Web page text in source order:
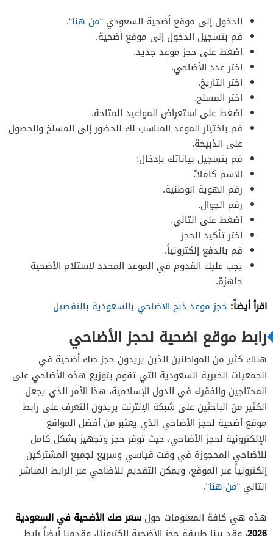
الدخول إلى موقع أضحية السعودي “من هنا“.
قم بتسجيل الدخول إلى موقع أضحية.
اضغط على حجز موعد جديد.
اختر عدد الأضاحي.
اختر التاريخ.
اختر المسلح.
اضغط على استعراض المواعيد المتاحة.
قم باختيار الموعد المناسب لك للحضور إلى المسلخ والحصول
على الذبيحة.
قم بتسجيل بياناتك بإدخال:
الاسم كاملا.ً
رقم الهوية الوطنية.
رقم الجوال.
اضغط على التالي.
اختر تأكيد الحجز
قم بالدفع إلكترونياً.
يجب عليك القدوم في الموعد المحدد لاستلام الأضحية
جاهزة.
اقرأ أيضاً: حجز موعد ذبح الاضاحي بالسعودية بالتفصيل
رابط موقع اضحية لحجز الأضاحي
هناك كثير من المواطنين الذين يريدون حجز صك أضحية في
الجمعيات الخيرية السعودية التي تقوم بتوزيع هذه الأضاحي على
المحتاجين والفقراء في الدول الإسلامية، هذا الأمر الذي يجعل
الكثير من الباحثين على شبكة الإنترنت يريدون التعرف على رابط
موقع أضحية لحجز الأضاحي الذي يعتبر من أفضل المواقع
الإلكترونية لحجز الأضاحي، حيث توفر حجز وتجهيز بشكل كامل
للأضاحي المحجوزة في وقت قياسي وسريع لجميع المشتركين
إلكترونياً عبر الموقع، ويمكن التقديم للأضاحي عبر الرابط المباشر
التالي “من هنا“.
هذه هي كافة المعلومات حول سعر صك الأضحية في السعودية